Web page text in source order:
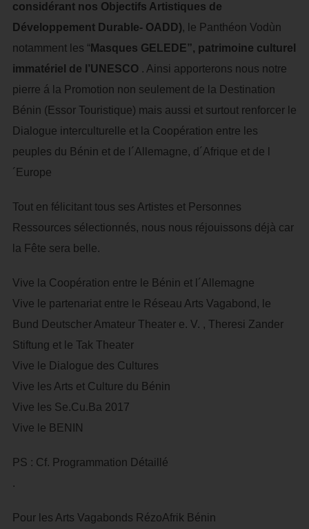
considérant nos Objectifs Artistiques de
Développement Durable- OADD), le Panthéon Vodùn
notamment les “Masques GELEDE”, patrimoine culturel
immatériel de l’UNESCO. Ainsi apporterons nous notre
pierre á la Promotion non seulement de la Destination
Bénin (Essor Touristique) mais aussi et surtout renforcer le
Dialogue interculturelle et la Coopération entre les
peuples du Bénin et de l´Allemagne, d´Afrique et de l
´Europe
Tout en félicitant tous ses Artistes et Personnes
Ressources sélectionnés, nous nous réjouissons déjà car
la Fête sera belle.
Vive la Coopération entre le Bénin et l´Allemagne
Vive le partenariat entre le Réseau Arts Vagabond, le
Bund Deutscher Amateur Theater e. V. , Theresi Zander
Stiftung et le Tak Theater
Vive le Dialogue des Cultures
Vive les Arts et Culture du Bénin
Vive les Se.Cu.Ba 2017
Vive le BENIN
PS : Cf. Programmation Détaillé
.
Pour les Arts Vagabonds RézoAfrik Bénin